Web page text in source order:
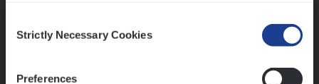
Selection
Strictly Necessary Cookies
Preferences